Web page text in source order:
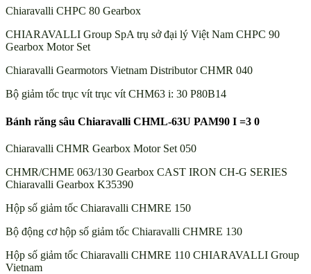
Chiaravalli CHPC 80 Gearbox
CHIARAVALLI Group SpA trụ sở đại lý Việt Nam CHPC 90
Gearbox Motor Set
Chiaravalli Gearmotors Vietnam Distributor CHMR 040
Bộ giảm tốc trục vít trục vít CHM63 i: 30 P80B14
Bánh răng sâu Chiaravalli CHML-63U PAM90 I =3 0
Chiaravalli CHMR Gearbox Motor Set 050
CHMR/CHME 063/130 Gearbox CAST IRON CH-G SERIES
Chiaravalli Gearbox K35390
Hộp số giảm tốc Chiaravalli CHMRE 150
Bộ động cơ hộp số giảm tốc Chiaravalli CHMRE 130
Hộp số giảm tốc Chiaravalli CHMRE 110 CHIARAVALLI Group
Vietnam